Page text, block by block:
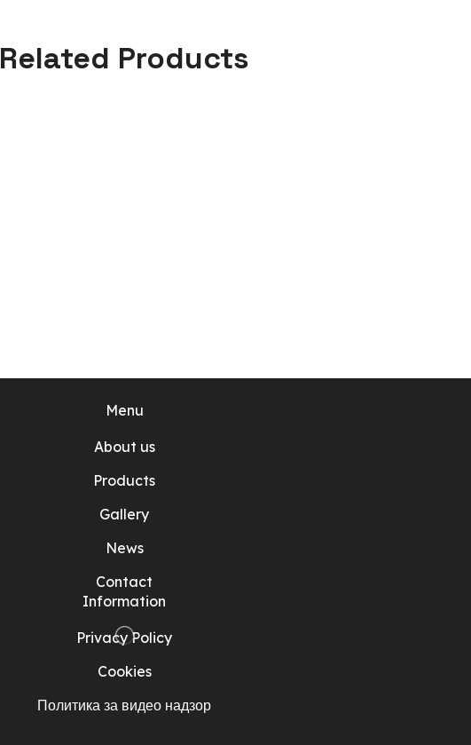
Related Products
Menu
About us
Products
Gallery
News
Contact
Information
Privacy Policy
Cookies
Политика за видео надзор